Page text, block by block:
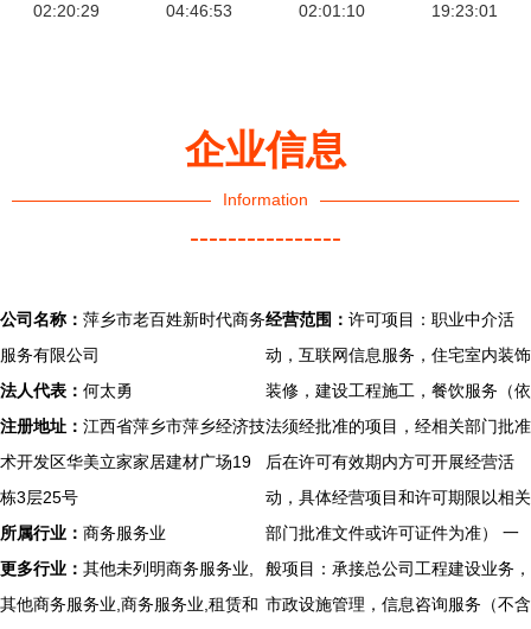
产服务新趋
02:20:29
想政治工作
推
04:46:53
重塑行业标
02:01:10
人员圆安居
19:23:01
企业信息
Information
----------------
公司名称： 萍乡市老百姓新时代商务
服务有限公司
法人代表： 何太勇
注册地址： 江西省萍乡市萍乡经济技
术开发区华美立家家居建材广场19
栋3层25号
所属行业： 商务服务业
更多行业： 其他未列明商务服务业,
其他商务服务业,商务服务业,租赁和
经营范围： 许可项目：职业中介活
动，互联网信息服务，住宅室内装饰
装修，建设工程施工，餐饮服务（依
法须经批准的项目，经相关部门批准
后在许可有效期内方可开展经营活
动，具体经营项目和许可期限以相关
部门批准文件或许可证件为准） 一
般项目：承接总公司工程建设业务，
市政设施管理，信息咨询服务（不含